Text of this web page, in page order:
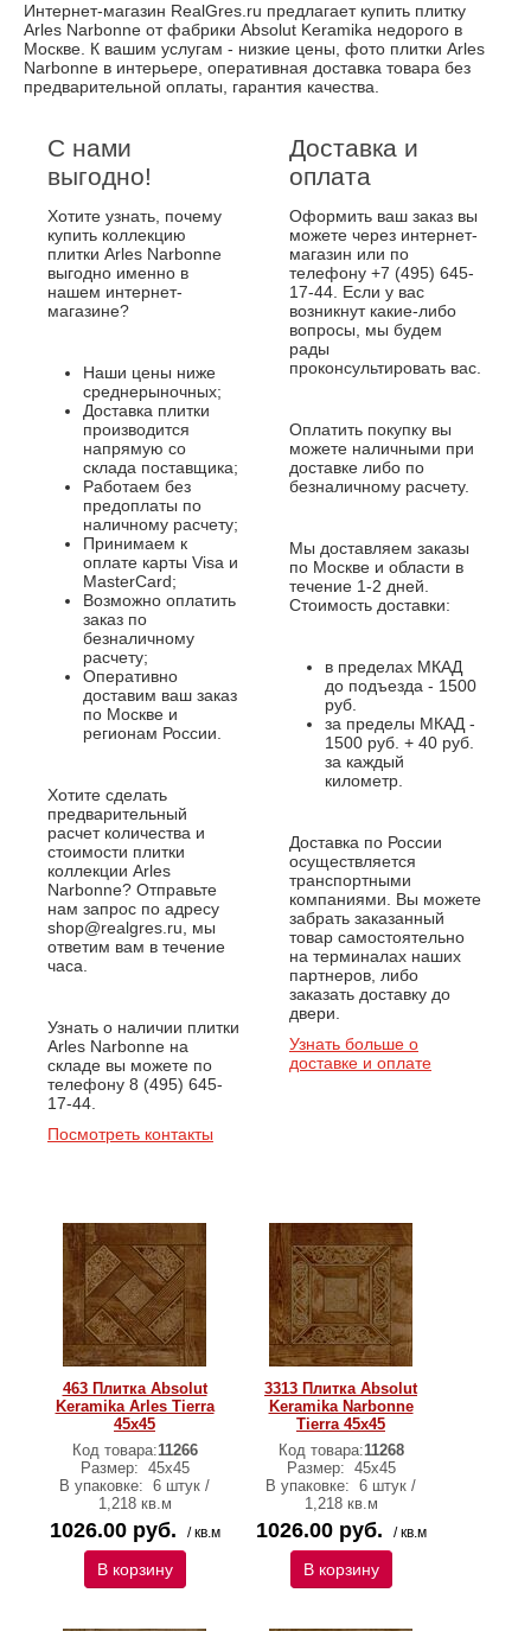
Интернет-магазин RealGres.ru предлагает купить плитку
Arles Narbonne от фабрики Absolut Keramika недорого в
Москве. К вашим услугам - низкие цены, фото плитки Arles
Narbonne в интерьере, оперативная доставка товара без
предварительной оплаты, гарантия качества.
С нами
выгодно!
Хотите узнать, почему
купить коллекцию
плитки Arles Narbonne
выгодно именно в
нашем интернет-
магазине?
Наши цены ниже
среднерыночных;
Доставка плитки
производится
напрямую со
склада поставщика;
Работаем без
предоплаты по
наличному расчету;
Принимаем к
оплате карты Visa и
MasterCard;
Возможно оплатить
заказ по
безналичному
расчету;
Оперативно
доставим ваш заказ
по Москве и
регионам России.
Хотите сделать
предварительный
расчет количества и
стоимости плитки
коллекции Arles
Narbonne? Отправьте
нам запрос по адресу
shop@realgres.ru, мы
ответим вам в течение
часа.
Узнать о наличии плитки
Arles Narbonne на
складе вы можете по
телефону 8 (495) 645-
17-44.
Посмотреть контакты
Доставка и
оплата
Оформить ваш заказ вы
можете через интернет-
магазин или по
телефону +7 (495) 645-
17-44. Если у вас
возникнут какие-либо
вопросы, мы будем
рады
проконсультировать вас.
Оплатить покупку вы
можете наличными при
доставке либо по
безналичному расчету.
Мы доставляем заказы
по Москве и области в
течение 1-2 дней.
Стоимость доставки:
в пределах МКАД
до подъезда - 1500
руб.
за пределы МКАД -
1500 руб. + 40 руб.
за каждый
километр.
Доставка по России
осуществляется
транспортными
компаниями. Вы можете
забрать заказанный
товар самостоятельно
на терминалах наших
партнеров, либо
заказать доставку до
двери.
Узнать больше о
доставке и оплате
463 Плитка Absolut
Keramika Arles Tierra
45x45
Код товара:11266
Размер: 45x45
В упаковке: 6 штук /
1,218 кв.м
1026.00 руб. / кв.м
В корзину
3313 Плитка Absolut
Keramika Narbonne
Tierra 45x45
Код товара:11268
Размер: 45x45
В упаковке: 6 штук /
1,218 кв.м
1026.00 руб. / кв.м
В корзину